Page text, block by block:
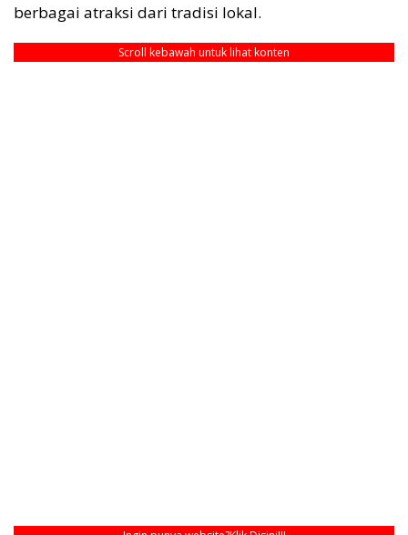
berbagai atraksi dari tradisi lokal.
Scroll kebawah untuk lihat konten